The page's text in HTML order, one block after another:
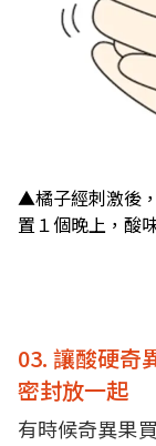
▲橘子經刺激後
置１個晚上，酸
03. 讓酸硬奇
密封放一起
有時候奇異果